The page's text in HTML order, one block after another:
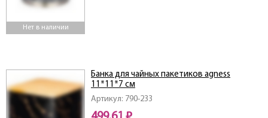
Нет в наличии
Артикул: 790-233
Банка для чайных пакетиков agness
11*11*7 см